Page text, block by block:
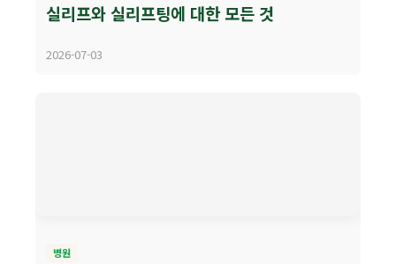
실리프와 실리프팅에 대한 모든 것
2026-07-03
병원